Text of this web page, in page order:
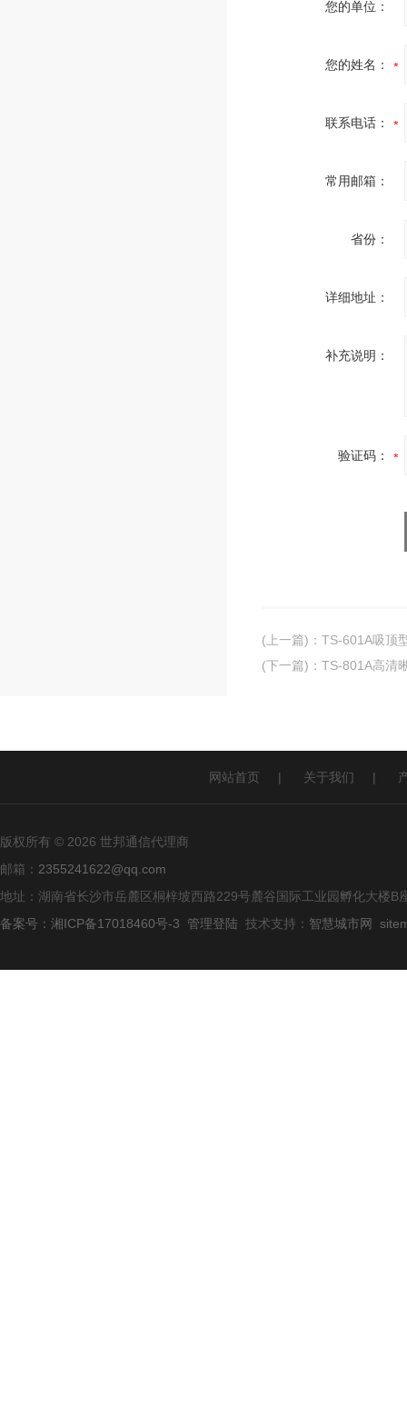
您的单位：
您的姓名：
联系电话：
常用邮箱：
省份：
详细地址：
补充说明：
验证码：
(上一篇) ： TS-601A吸顶
(下一篇) ： TS-801A高清
网站首页 | 关于我们 |
版权所有 © 2026 世邦通信代理商
邮箱： 2355241622@qq.com
地址：湖南省长沙市岳麓区桐梓坡西路229号麓谷国际工业园孵化大楼B
备案号：湘ICP备17018460号-3
管理登陆 技术支持： 智慧城市网